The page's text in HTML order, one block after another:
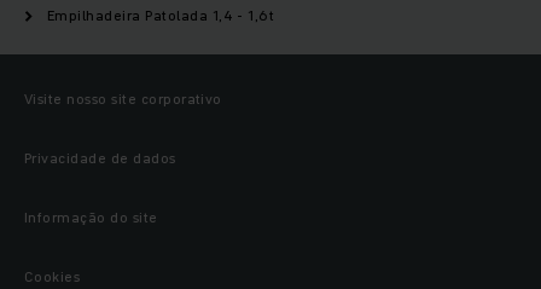
Empilhadeira Patolada 1,4 - 1,6t
Visite nosso site corporativo
Privacidade de dados
Informação do site
Cookies